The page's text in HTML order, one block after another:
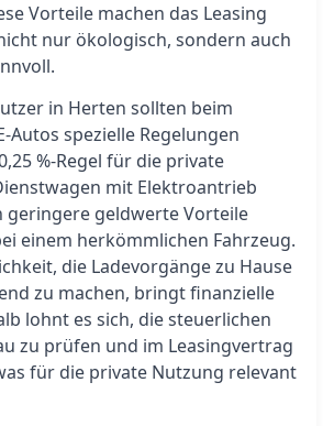
Vorteile machen das Leasing
nur ökologisch, sondern auch
in Herten sollten beim
Autos spezielle Regelungen
%-Regel für die private
mit Elektroantrieb
geringere geldwerte Vorteile
einem herkömmlichen Fahrzeug.
die Ladevorgänge zu Hause
zu machen, bringt finanzielle
lohnt es sich, die steuerlichen
zu prüfen und im Leasingvertrag
für die private Nutzung relevant